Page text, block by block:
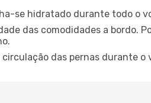
se hidratado durante todo o
das comodidades a bordo.
das pernas durante o